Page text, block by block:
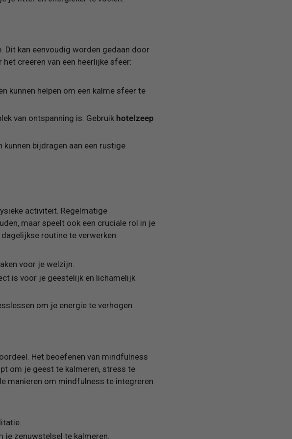
Dit kan eenvoudig worden gedaan door
creëren van een heerlijke sfeer:
kunnen helpen om een kalme sfeer te
van ontspanning is. Gebruik hotelzeep
bijdragen aan een rustige
activiteit. Regelmatige
maar speelt ook een cruciale rol in je
routine te verwerken:
voor je welzijn.
is voor je geestelijk en lichamelijk
om je energie te verhogen.
Het beoefenen van mindfulness
om je geest te kalmeren, stress te
manieren om mindfulness te integreren
je zenuwstelsel te kalmeren.